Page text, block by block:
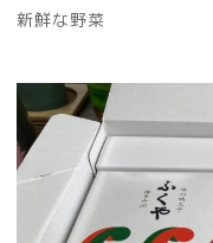
新鮮な野菜